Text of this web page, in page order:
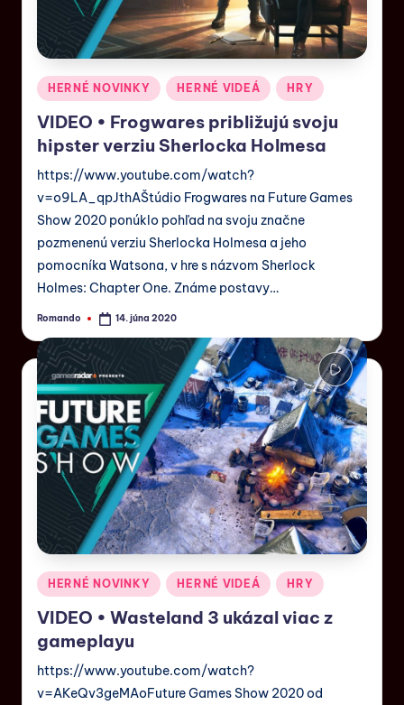
HERNÉ NOVINKY HERNÉ VIDEÁ HRY
VIDEO • Frogwares približujú svoju
hipster verziu Sherlocka Holmesa
https://www.youtube.com/watch?
v=o9LA_qpJthAŠtúdio Frogwares na Future Games
Show 2020 ponúklo pohľad na svoju značne
pozmenenú verziu Sherlocka Holmesa a jeho
pomocníka Watsona, v hre s názvom Sherlock
Holmes: Chapter One. Známe postavy…
Romando 14. júna 2020
HERNÉ NOVINKY HERNÉ VIDEÁ HRY
VIDEO • Wasteland 3 ukázal viac z
gameplayu
https://www.youtube.com/watch?
v=AKeQv3geMAoFuture Games Show 2020 od